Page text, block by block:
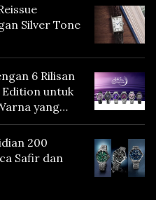
Silver Tone
6 Rilisan
Edition untuk
yang
200
Safir dan